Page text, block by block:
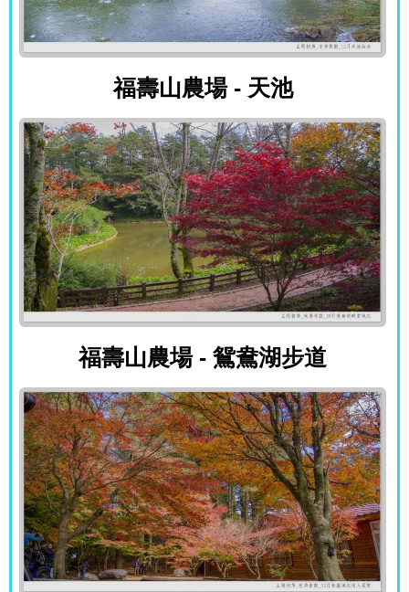
福壽山農場 - 天池
福壽山農場 - 天池
福壽山農場 - 鴛鴦湖步道
福壽山農場 - 鴛鴦湖步道